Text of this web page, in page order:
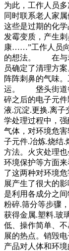
为此，工作人员
同时联系老人家
这些是过期的化
发霉变质，产生
康……”工作人员
的想法。 在与老
员确定了清理方
阵阵刺鼻的气味
运。 垡头街道每
碎之后的电子元
液.沉淀.更换.离子
学处理过程中，
气体，对环境危
子元件.冶炼.烧结.
方法。火灾处理
环境保护等方面
了这两种对环境
展产生了很大的
是利用各成分之
粉碎.筛分等步骤
获得金属.塑料.玻
低、操作简单、
展的热点。销毁
产品对人体和环